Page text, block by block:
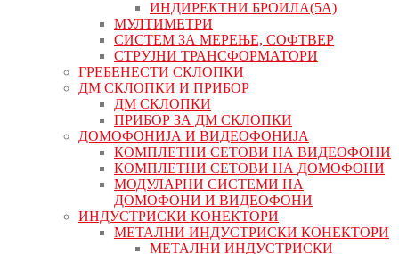
ИНДИРЕКТНИ БРОИЛА(5А)
МУЛТИМЕТРИ
СИСТЕМ ЗА МЕРЕЊЕ, СОФТВЕР
СТРУЈНИ ТРАНСФОРМАТОРИ
ГРЕБЕНЕСТИ СКЛОПКИ
ДМ СКЛОПКИ И ПРИБОР
ДМ СКЛОПКИ
ПРИБОР ЗА ДМ СКЛОПКИ
ДОМОФОНИЈА И ВИДЕОФОНИЈА
КОМПЛЕТНИ СЕТОВИ НА ВИДЕОФОНИ
КОМПЛЕТНИ СЕТОВИ НА ДОМОФОНИ
МОДУЛАРНИ СИСТЕМИ НА
ДОМОФОНИ И ВИДЕОФОНИ
ИНДУСТРИСКИ КОНЕКТОРИ
МЕТАЛНИ ИНДУСТРИСКИ КОНЕКТОРИ
МЕТАЛНИ ИНДУСТРИСКИ